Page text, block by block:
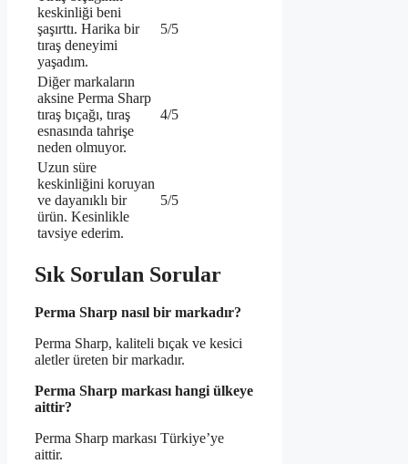
keskinliği beni
şaşırttı. Harika bir
tıraş deneyimi
yaşadım.
5/5
Diğer markaların
aksine Perma Sharp
tıraş bıçağı, tıraş
esnasında tahrişe
neden olmuyor.
4/5
Uzun süre
keskinliğini koruyan
ve dayanıklı bir
ürün. Kesinlikle
tavsiye ederim.
5/5
Sık Sorulan Sorular
Perma Sharp nasıl bir markadır?
Perma Sharp, kaliteli bıçak ve kesici
aletler üreten bir markadır.
Perma Sharp markası hangi ülkeye
aittir?
Perma Sharp markası Türkiye’ye
aittir.